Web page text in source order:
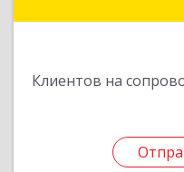
Клиентов на